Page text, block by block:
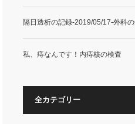
隔日透析の記録-2019/05/17-外科の
私、痔なんです！内痔核の検査
全カテゴリー